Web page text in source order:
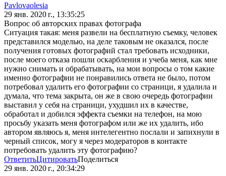
Pavlovaolesia
29 янв. 2020 г., 13:35:25
Вопрос об авторских правах фотографа
Ситуация такая: меня развели на бесплатную съемку, человек
представился моделью, на деле таковым не оказался, после
получения готовых фотографий стал требовать исходники,
после моего отказа пошли оскарбления и учеба меня, как мне
нужно снимать и обрабатывать, на мои вопросы о том какие
именно фотографии не понравились ответа не было, потом
потребовал удалить его фотографии со страници, я удалила и
думала, что тема закрыта, он же в свою очередь фотографии
выставил у себя на страници, ухудшил их в качестве,
обработал и добился эффекта съемки на телефон, на мою
просьбу указать меня фотографом или же их удалить, ибо
автором являюсь я, меня интелегентно послали и запихнули в
черный список, могу я через модераторов в контакте
потребовать удалить эту фотографию?
ОтветитьЦитироватьПоделиться
29 янв. 2020 г., 20:34:29